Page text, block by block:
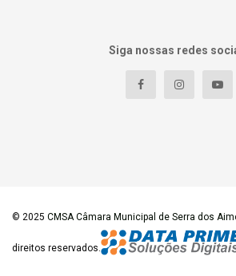
Siga nossas redes
© 2025 CMSA Câmara Municipal de Serra dos
direitos reservados.